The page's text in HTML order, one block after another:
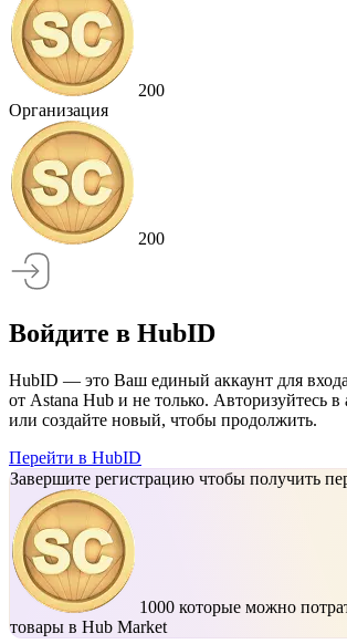
200
Организация
200
Войдите в HubID
HubID — это Ваш единый аккаунт для
от Astana Hub и не только. Авторизуйтесь в
или создайте новый, чтобы продолжить.
Перейти в HubID
Завершите регистрацию чтобы получить
1000 которые можно
товары в Hub Market